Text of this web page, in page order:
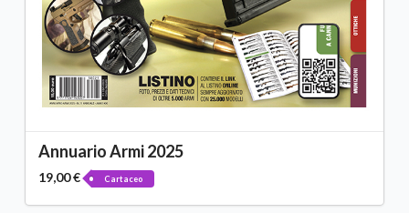
Annuario Armi 2025
19,00 € Cartaceo